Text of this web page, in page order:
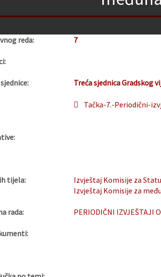
reda: 7
Treća sjednica Gradskog
Tačka-7.-Periodični-
tijela:
Izvještaj Komisije za
Izvještaj Komisije za
rada: PERIODIČNI IZVJEŠTAJI